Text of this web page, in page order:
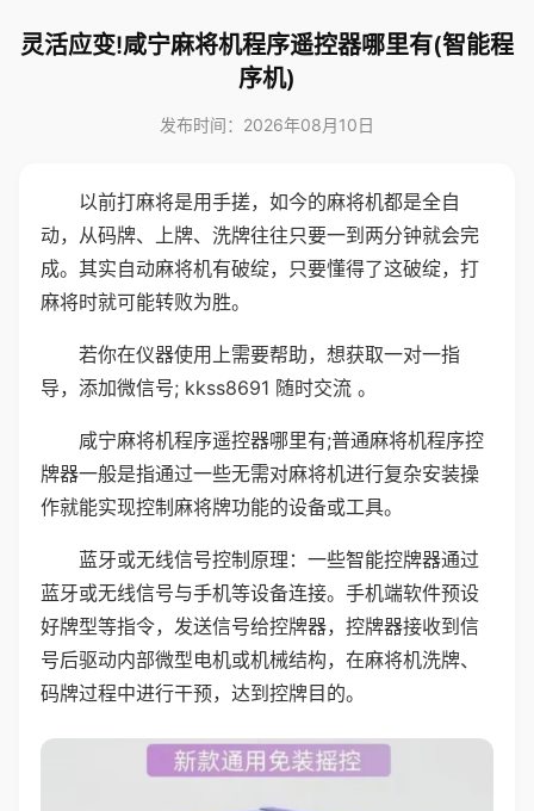
灵活应变!咸宁麻将机程序遥控器哪里有(智能程
序机)
发布时间：2026年08月10日
以前打麻将是用手搓，如今的麻将机都是全自
动，从码牌、上牌、洗牌往往只要一到两分钟就会完
成。其实自动麻将机有破绽，只要懂得了这破绽，打
麻将时就可能转败为胜。
若你在仪器使用上需要帮助，想获取一对一指
导，添加微信号; kkss8691 随时交流 。
咸宁麻将机程序遥控器哪里有;普通麻将机程序控
牌器一般是指通过一些无需对麻将机进行复杂安装操
作就能实现控制麻将牌功能的设备或工具。
蓝牙或无线信号控制原理：一些智能控牌器通过
蓝牙或无线信号与手机等设备连接。手机端软件预设
好牌型等指令，发送信号给控牌器，控牌器接收到信
号后驱动内部微型电机或机械结构，在麻将机洗牌、
码牌过程中进行干预，达到控牌目的。